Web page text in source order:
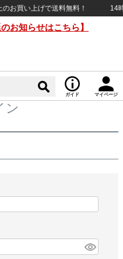
お買い上げで送料無料！ 14
お知らせはこちら】
ガイド マイページ
ン